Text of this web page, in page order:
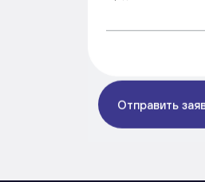
Отправить